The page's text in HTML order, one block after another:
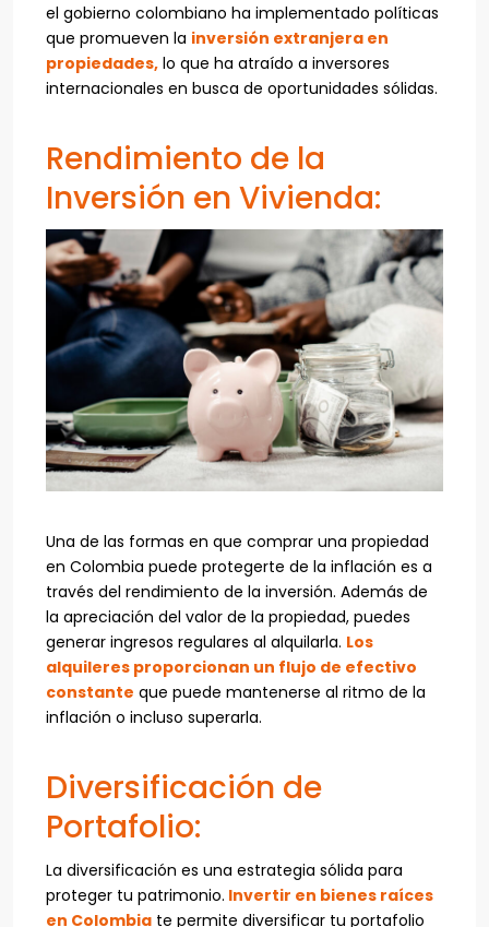
el gobierno colombiano ha implementado políticas
que promueven la inversión extranjera en
propiedades, lo que ha atraído a inversores
internacionales en busca de oportunidades sólidas.
Rendimiento de la
Inversión en Vivienda:
Una de las formas en que comprar una propiedad
en Colombia puede protegerte de la inflación es a
través del rendimiento de la inversión. Además de
la apreciación del valor de la propiedad, puedes
generar ingresos regulares al alquilarla. Los
alquileres proporcionan un flujo de efectivo
constante que puede mantenerse al ritmo de la
inflación o incluso superarla.
Diversificación de
Portafolio:
La diversificación es una estrategia sólida para
proteger tu patrimonio. Invertir en bienes raíces
en Colombia te permite diversificar tu portafolio